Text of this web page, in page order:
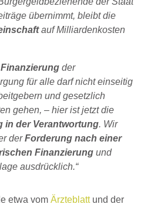
übernimmt, bleibt die
auf Milliardenkosten
der
für alle darf nicht einseitig
und gesetzlich
gehen, – hier ist jetzt die
in der Verantwortung. Wir
derForderung nach einer
Finanzierungund
ausdrücklich.“
etwa vom Ärzteblattund der